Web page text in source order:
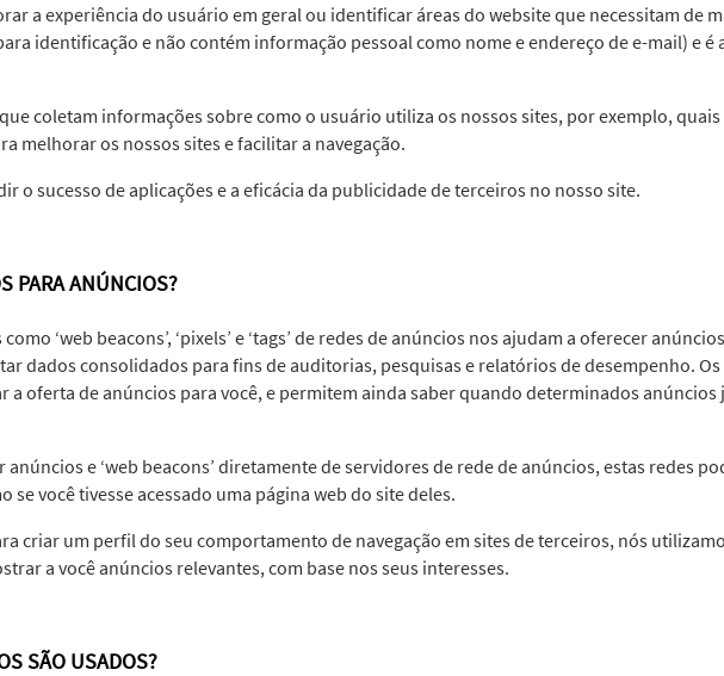
a experiência do usuário em geral ou identificar áreas do website que necessitam de
identificação e não contém informação pessoal como nome e endereço de e-mail) e é
coletam informações sobre como o usuário utiliza os nossos sites, por exemplo,
melhorar os nossos sites e facilitar a navegação.
o sucesso de aplicações e a eficácia da publicidade de terceiros no nosso site.
PARA ANÚNCIOS?
‘web beacons’, ‘pixels’ e ‘tags’ de redes de anúncios nos ajudam a oferecer
dados consolidados para fins de auditorias, pesquisas e relatórios de desempenho.
a oferta de anúncios para você, e permitem ainda saber quando determinados anúncios
e ‘web beacons’ diretamente de servidores de rede de anúncios, estas redes
você tivesse acessado uma página web do site deles.
criar um perfil do seu comportamento de navegação em sites de terceiros, nós
a você anúncios relevantes, com base nos seus interesses.
SÃO USADOS?